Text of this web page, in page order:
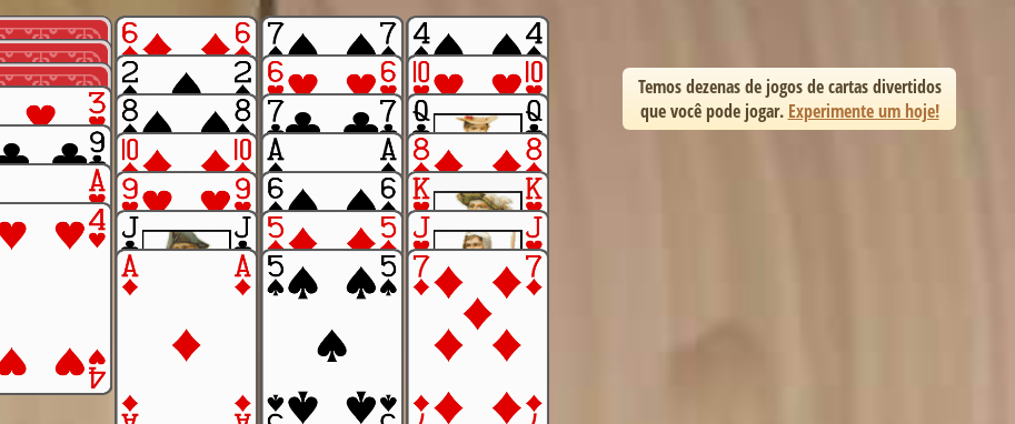
Temos dezenas de jogos de cartas divertidos
que você pode jogar. Experimente um hoje!